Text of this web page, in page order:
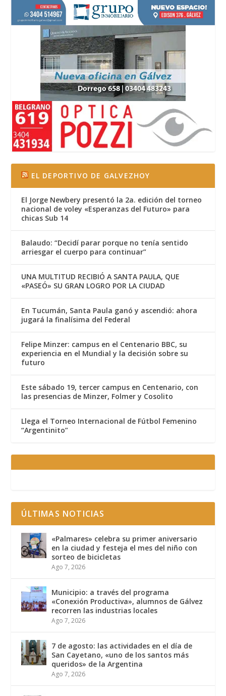
EL DEPORTIVO DE GALVEZHOY
El Jorge Newbery presentó la 2a. edición del torneo
nacional de voley «Esperanzas del Futuro» para
chicas Sub 14
Balaudo: “Decidí parar porque no tenía sentido
arriesgar el cuerpo para continuar”
UNA MULTITUD RECIBIÓ A SANTA PAULA, QUE
«PASEÓ» SU GRAN LOGRO POR LA CIUDAD
En Tucumán, Santa Paula ganó y ascendió: ahora
jugará la finalísima del Federal
Felipe Minzer: campus en el Centenario BBC, su
experiencia en el Mundial y la decisión sobre su
futuro
Este sábado 19, tercer campus en Centenario, con
las presencias de Minzer, Folmer y Cosolito
Llega el Torneo Internacional de Fútbol Femenino
“Argentinito”
ÚLTIMAS NOTICIAS
«Palmares» celebra su primer aniversario
en la ciudad y festeja el mes del niño con
sorteo de bicicletas
Ago 7, 2026
Municipio: a través del programa
«Conexión Productiva», alumnos de Gálvez
recorren las industrias locales
Ago 7, 2026
7 de agosto: las actividades en el día de
San Cayetano, «uno de los santos más
queridos» de la Argentina
Ago 7, 2026